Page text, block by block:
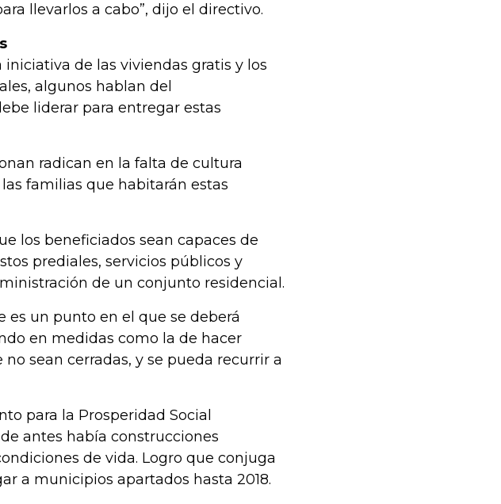
llevarlos a cabo”, dijo el directivo.
de las viviendas gratis y los
algunos hablan del
liderar para entregar estas
radican en la falta de cultura
familias que habitarán estas
los beneficiados sean capaces de
prediales, servicios públicos y
de un conjunto residencial.
es un punto en el que se deberá
en medidas como la de hacer
sean cerradas, y se pueda recurrir a
para la Prosperidad Social
antes había construcciones
de vida. Logro que conjuga
a municipios apartados hasta 2018.